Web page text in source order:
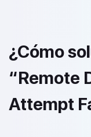
¿Cómo
“Remote
Attempt